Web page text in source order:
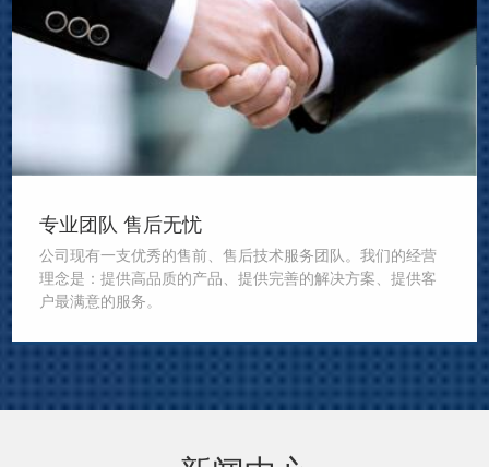
专业团队 售后无忧
公司现有一支优秀的售前、售后技术服务团队。我们的经营
理念是：提供高品质的产品、提供完善的解决方案、提供客
户最满意的服务。